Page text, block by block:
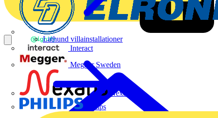
Interact
Megger Sweden
Nexans
Philips
Lathund villainstallationer